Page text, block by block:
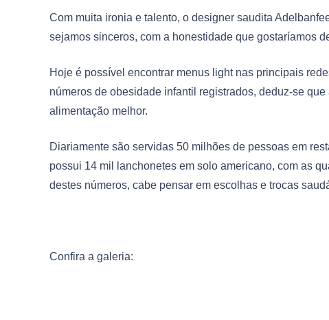
Com muita ironia e talento, o designer saudita
sejamos sinceros, com a honestidade que gostaríamos
Hoje é possível encontrar menus light nas principais
números de obesidade infantil registrados, deduz-se
alimentação melhor.
Diariamente são servidas 50 milhões de pessoas em
possui 14 mil lanchonetes em solo americano, com as
destes números, cabe pensar em escolhas e trocas
Confira a galeria: